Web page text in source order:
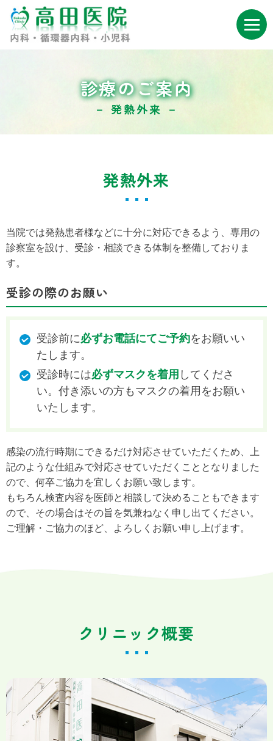
診療のご案内
－ 発熱外来 －
発熱外来
当院では発熱患者様などに十分に対応できるよう、専用の
診察室を設け、受診・相談できる体制を整備しておりま
す。
受診の際のお願い
受診前に必ずお電話にてご予約をお願いい
たします。
受診時には必ずマスクを着用 してくださ
い。付き添いの方もマスクの着用をお願い
いたします。
感染の流行時期にできるだけ対応させていただくため、上
記のような仕組みで対応させていただくこととなりました
ので、何卒ご協力を宜しくお願い致します。
もちろん検査内容を医師と相談して決めることもできます
ので、その場合はその旨を気兼ねなく申し出てください。
ご理解・ご協力のほど、よろしくお願い申し上げます。
クリニック概要